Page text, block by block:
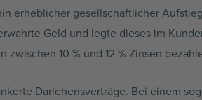
erheblicher gesellschaftlicher
Geld und legte dieses im
10 % und 12 % Zinsen
Darlehensverträge. Bei einem